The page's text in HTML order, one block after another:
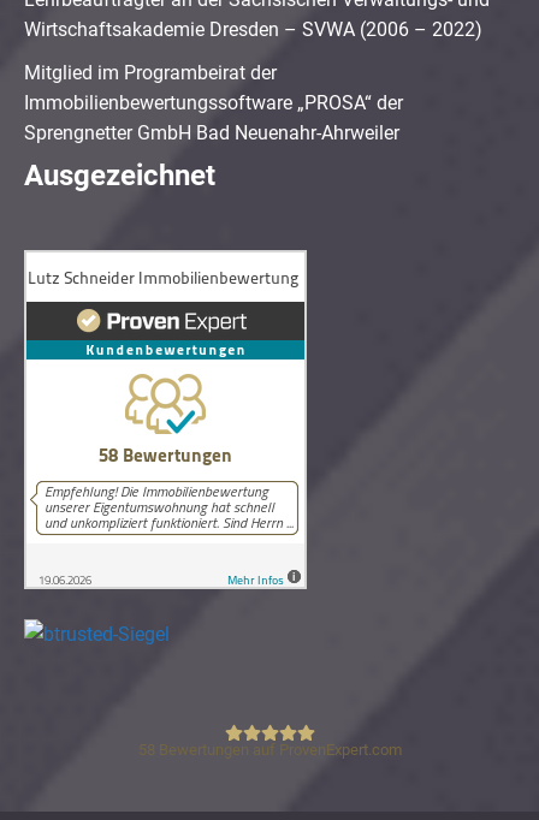
Wirtschaftsakademie Dresden – SVWA (2006 – 2022)
Mitglied im Programbeirat der
Immobilienbewertungssoftware „PROSA“ der
Sprengnetter GmbH Bad Neuenahr-Ahrweiler
Ausgezeichnet
Lutz Schneider Immobilienbewertung
58 Bewertungen auf ProvenExpert.com